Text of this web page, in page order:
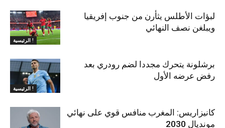
الرئيسية !
لبؤات الأطلس يثأرن من جنوب إفريقيا
ويبلغن نصف النهائي
الرئيسية !
برشلونة يتحرك مجددا لضم رودري بعد
رفض عرضه الأول
كانيزاريس: المغرب منافس قوي على نهائي
مونديال 2030